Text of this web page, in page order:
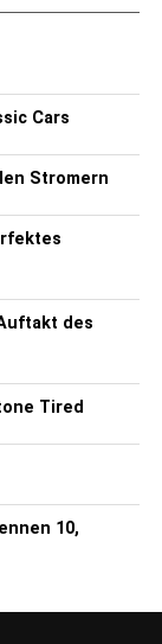
Cars
Stromern
des
Tired
10,